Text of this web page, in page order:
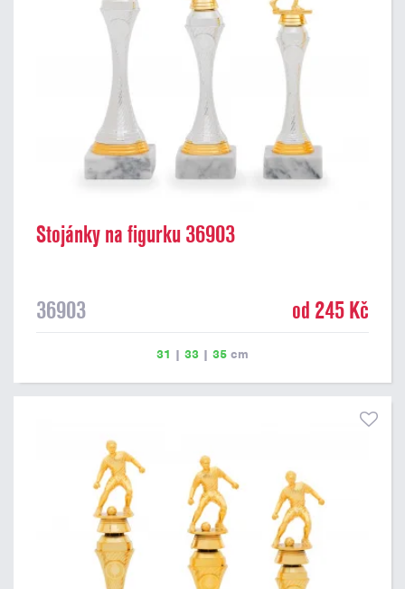
Stojánky na figurku 36903
36903 od 245 Kč
31 | 33 | 35 cm